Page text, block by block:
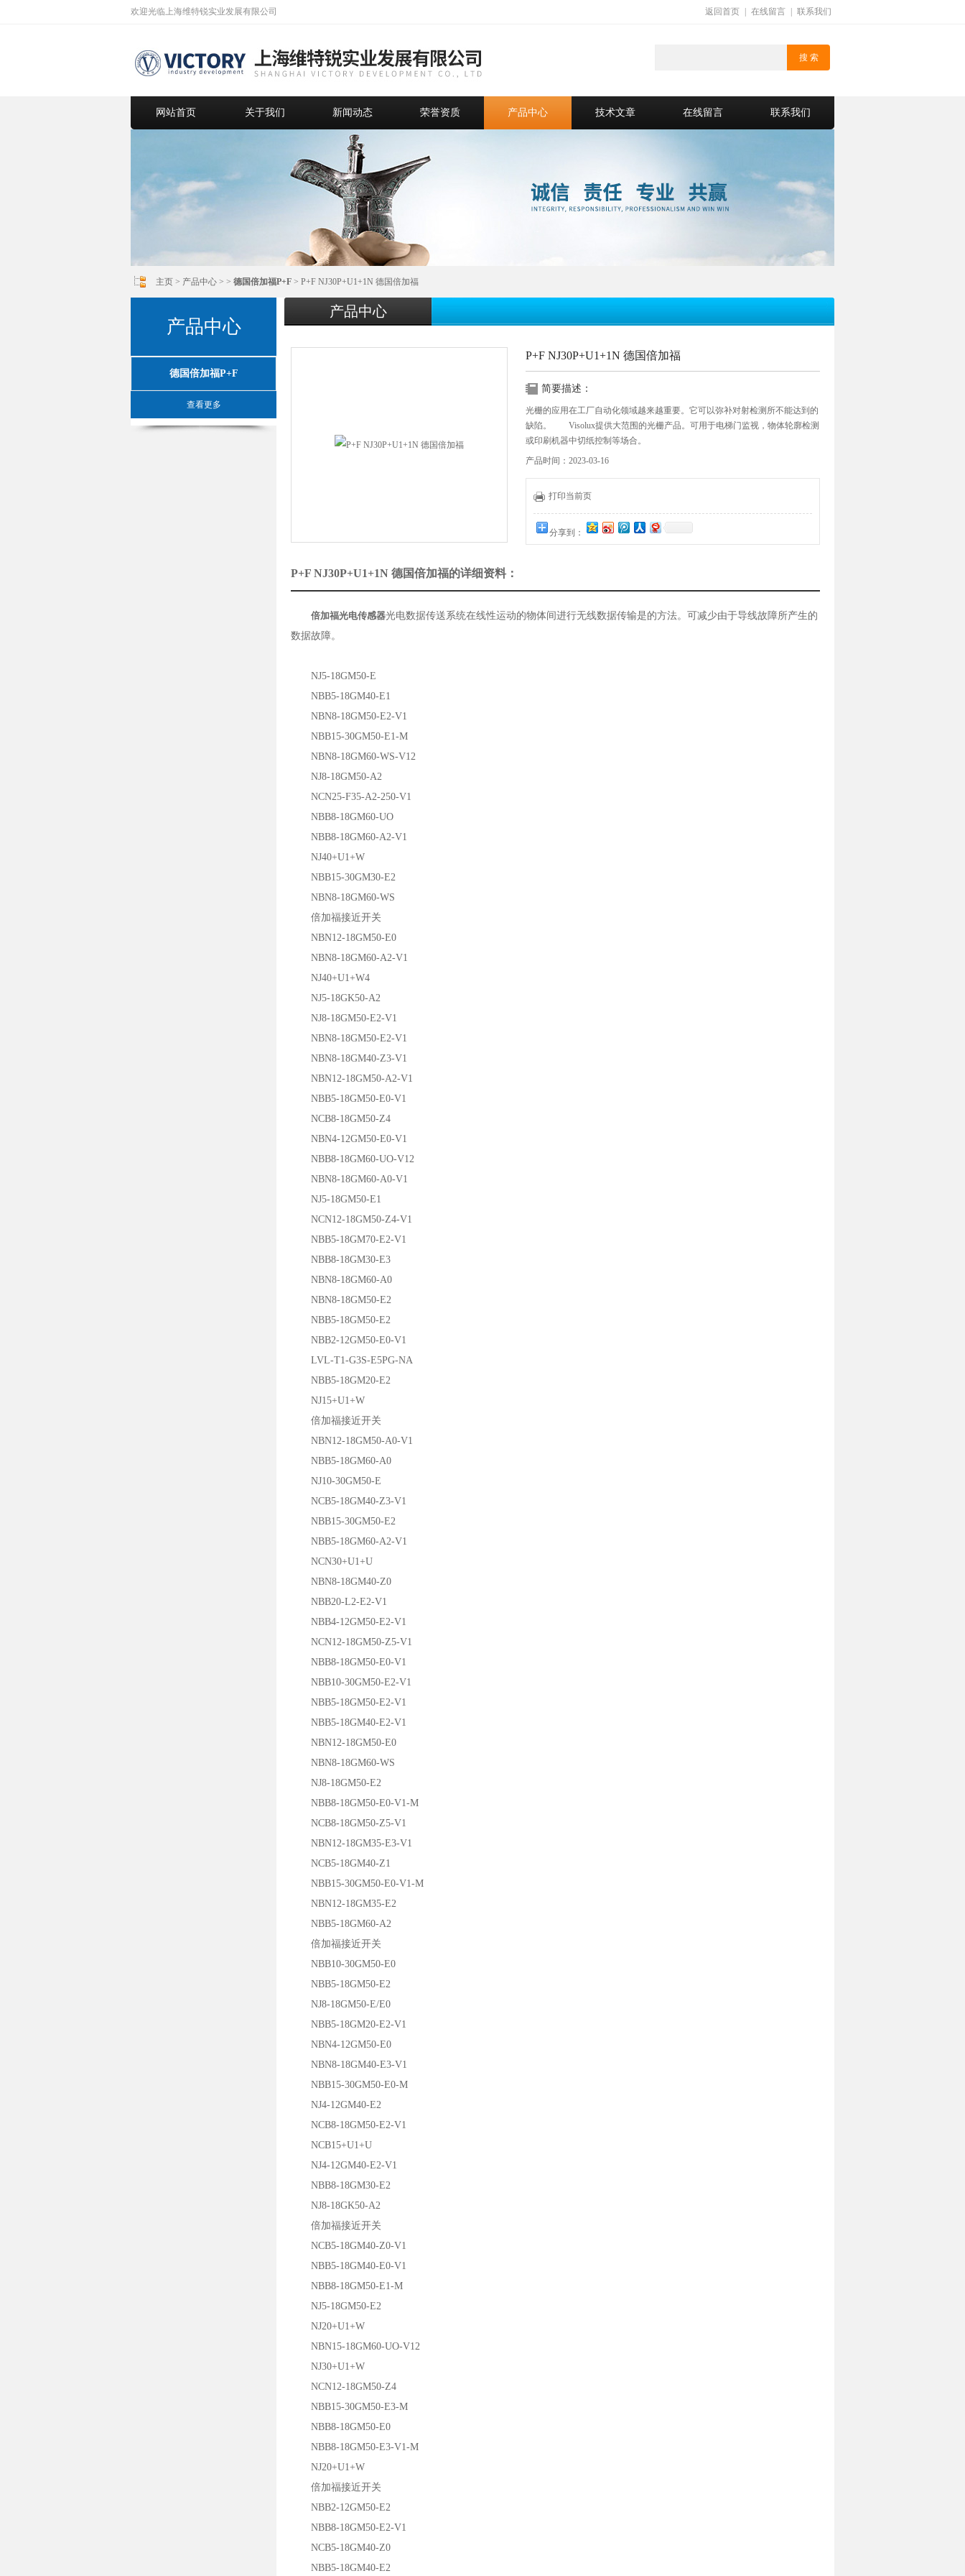
欢迎光临上海维特锐实业发展有限公司 返回首页 在线留言 联系我们
网站首页 关于我们 新闻动态 荣誉资质 产品中心 技术文章 在线留言 联系我们
主页 > 产品中心 > > 德国倍加福P+F > P+F NJ30P+U1+1N 德国倍加福
产品中心
德国倍加福P+F
查看更多
产品中心
P+F NJ30P+U1+1N 德国倍加福
简要描述：
光栅的应用在工厂自动化领域越来越重要。它可以弥补对射检测所不能达到的
缺陷。 Visolux提供大范围的光栅产品。可用于电梯门监视，物体轮廓检测
或印刷机器中切纸控制等场合。
产品时间：2023-03-16
打印当前页
分享到：
P+F NJ30P+U1+1N 德国倍加福的详细资料：
倍加福光电传感器光电数据传送系统在线性运动的物体间进行无线数据传输是的方法。可减少由于导线故障所产生的
数据故障。
NJ5-18GM50-E
NBB5-18GM40-E1
NBN8-18GM50-E2-V1
NBB15-30GM50-E1-M
NBN8-18GM60-WS-V12
NJ8-18GM50-A2
NCN25-F35-A2-250-V1
NBB8-18GM60-UO
NBB8-18GM60-A2-V1
NJ40+U1+W
NBB15-30GM30-E2
NBN8-18GM60-WS
倍加福接近开关
NBN12-18GM50-E0
NBN8-18GM60-A2-V1
NJ40+U1+W4
NJ5-18GK50-A2
NJ8-18GM50-E2-V1
NBN8-18GM50-E2-V1
NBN8-18GM40-Z3-V1
NBN12-18GM50-A2-V1
NBB5-18GM50-E0-V1
NCB8-18GM50-Z4
NBN4-12GM50-E0-V1
NBB8-18GM60-UO-V12
NBN8-18GM60-A0-V1
NJ5-18GM50-E1
NCN12-18GM50-Z4-V1
NBB5-18GM70-E2-V1
NBB8-18GM30-E3
NBN8-18GM60-A0
NBN8-18GM50-E2
NBB5-18GM50-E2
NBB2-12GM50-E0-V1
LVL-T1-G3S-E5PG-NA
NBB5-18GM20-E2
NJ15+U1+W
倍加福接近开关
NBN12-18GM50-A0-V1
NBB5-18GM60-A0
NJ10-30GM50-E
NCB5-18GM40-Z3-V1
NBB15-30GM50-E2
NBB5-18GM60-A2-V1
NCN30+U1+U
NBN8-18GM40-Z0
NBB20-L2-E2-V1
NBB4-12GM50-E2-V1
NCN12-18GM50-Z5-V1
NBB8-18GM50-E0-V1
NBB10-30GM50-E2-V1
NBB5-18GM50-E2-V1
NBB5-18GM40-E2-V1
NBN12-18GM50-E0
NBN8-18GM60-WS
NJ8-18GM50-E2
NBB8-18GM50-E0-V1-M
NCB8-18GM50-Z5-V1
NBN12-18GM35-E3-V1
NCB5-18GM40-Z1
NBB15-30GM50-E0-V1-M
NBN12-18GM35-E2
NBB5-18GM60-A2
倍加福接近开关
NBB10-30GM50-E0
NBB5-18GM50-E2
NJ8-18GM50-E/E0
NBB5-18GM20-E2-V1
NBN4-12GM50-E0
NBN8-18GM40-E3-V1
NBB15-30GM50-E0-M
NJ4-12GM40-E2
NCB8-18GM50-E2-V1
NCB15+U1+U
NJ4-12GM40-E2-V1
NBB8-18GM30-E2
NJ8-18GK50-A2
倍加福接近开关
NCB5-18GM40-Z0-V1
NBB5-18GM40-E0-V1
NBB8-18GM50-E1-M
NJ5-18GM50-E2
NJ20+U1+W
NBN15-18GM60-UO-V12
NJ30+U1+W
NCN12-18GM50-Z4
NBB15-30GM50-E3-M
NBB8-18GM50-E0
NBB8-18GM50-E3-V1-M
NJ20+U1+W
倍加福接近开关
NBB2-12GM50-E2
NBB8-18GM50-E2-V1
NCB5-18GM40-Z0
NBB5-18GM40-E2